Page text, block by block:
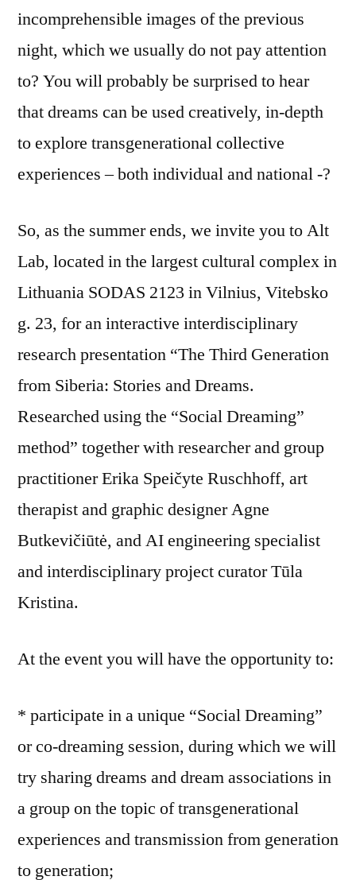
incomprehensible images of the previous
night, which we usually do not pay attention
to? You will probably be surprised to hear
that dreams can be used creatively, in-depth
to explore transgenerational collective
experiences – both individual and national -?
So, as the summer ends, we invite you to Alt
Lab, located in the largest cultural complex in
Lithuania SODAS 2123 in Vilnius, Vitebsko
g. 23, for an interactive interdisciplinary
research presentation “The Third Generation
from Siberia: Stories and Dreams.
Researched using the “Social Dreaming”
method” together with researcher and group
practitioner Erika Speičyte Ruschhoff, art
therapist and graphic designer Agne
Butkevičiūtė, and AI engineering specialist
and interdisciplinary project curator Tūla
Kristina.
At the event you will have the opportunity to:
* participate in a unique “Social Dreaming”
or co-dreaming session, during which we will
try sharing dreams and dream associations in
a group on the topic of transgenerational
experiences and transmission from generation
to generation;